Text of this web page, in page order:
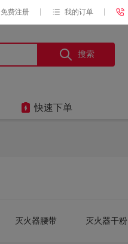
免费注册 我的订单
搜索
 快速下单
灭火器腰带 灭火器干粉